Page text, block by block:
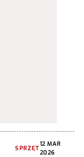
SPRZĘT
12 MAR
2026